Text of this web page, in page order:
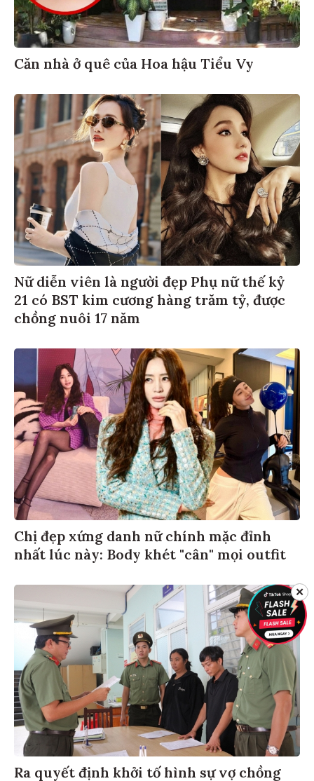
Căn nhà ở quê của Hoa hậu Tiểu Vy
Nữ diễn viên là người đẹp Phụ nữ thế kỷ
21 có BST kim cương hàng trăm tỷ, được
chồng nuôi 17 năm
Chị đẹp xứng danh nữ chính mặc đỉnh
nhất lúc này: Body khét "cân" mọi outfit
Ra quyết định khởi tố hình sự vợ chồng
✕